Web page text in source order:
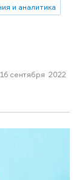
и аналитика
16 сентября 2022